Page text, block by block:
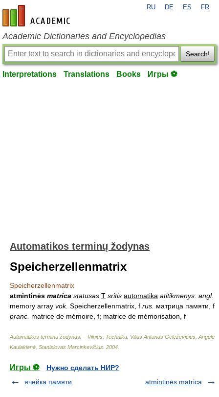
en-academic.com
RU DE ES FR
Academic Dictionaries and Encyclopedias
Search!
Interpretations Translations Books Игры ⚽
Automatikos terminų žodynas
Speicherzellenmatrix
Speicherzellenmatrix
atmintinės matrica statusas T sritis automatika atitikmenys: angl.
memory array vok. Speicherzellenmatrix, f rus. матрица памяти, f
pranc. matrice de mémoire, f; matrice de mémorisation, f
Automatikos terminų žodynas. – Vilnius: Technika Vilius Antanas Geleževičius, Angelė
Kaulakienė, Stanislovas Marcinkevičius 2004
Игры ⚽
Нужно сделать НИР?
ячейка памяти
atmintinės matrica